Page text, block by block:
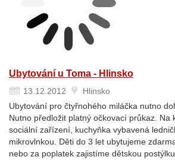
Ubytování u Toma - Hlinsko
13.12.2012
Hlinsko
Ubytování pro čtyřnohého miláčka nutno
Nutno předložit platný očkovací průkaz. Na
sociální zařízení, kuchyňka vybavená
mikrovlnkou. Děti do 3 let ubytujeme
nebo za poplatek zajistíme dětskou